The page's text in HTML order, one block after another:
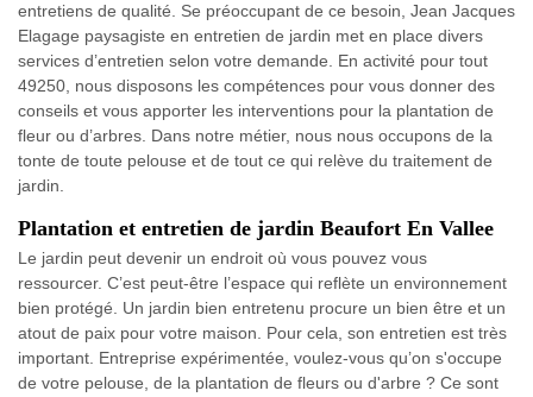
entretiens de qualité. Se préoccupant de ce besoin, Jean Jacques
Elagage paysagiste en entretien de jardin met en place divers
services d’entretien selon votre demande. En activité pour tout
49250, nous disposons les compétences pour vous donner des
conseils et vous apporter les interventions pour la plantation de
fleur ou d’arbres. Dans notre métier, nous nous occupons de la
tonte de toute pelouse et de tout ce qui relève du traitement de
jardin.
Plantation et entretien de jardin Beaufort En Vallee
Le jardin peut devenir un endroit où vous pouvez vous
ressourcer. C’est peut-être l’espace qui reflète un environnement
bien protégé. Un jardin bien entretenu procure un bien être et un
atout de paix pour votre maison. Pour cela, son entretien est très
important. Entreprise expérimentée, voulez-vous qu’on s'occupe
de votre pelouse, de la plantation de fleurs ou d'arbre ? Ce sont